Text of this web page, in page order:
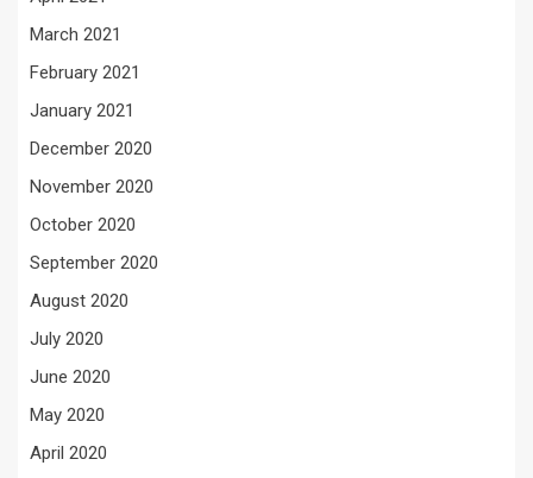
March 2021
February 2021
January 2021
December 2020
November 2020
October 2020
September 2020
August 2020
July 2020
June 2020
May 2020
April 2020